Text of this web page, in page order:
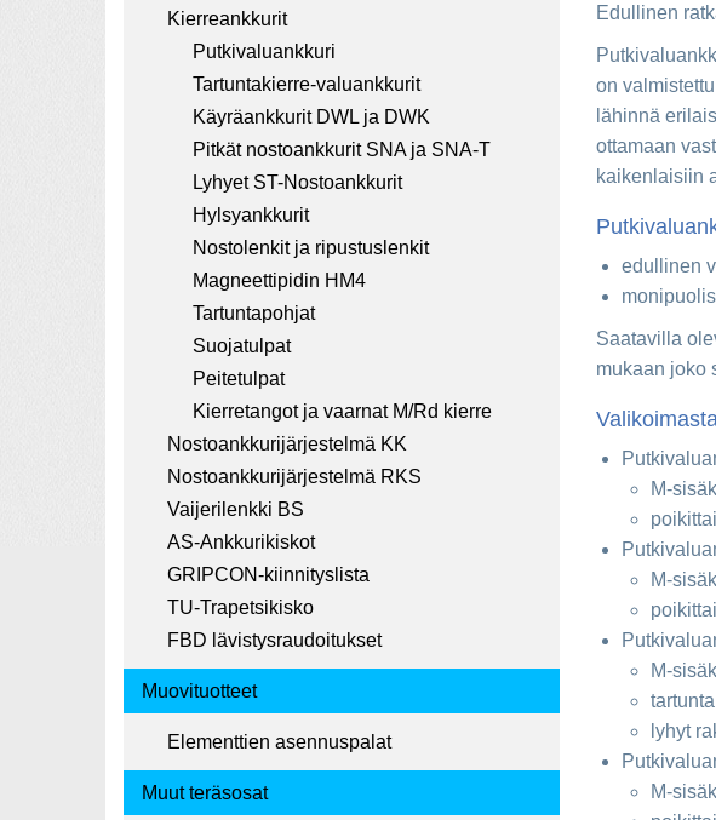
a
Kierreankkurit
Putkivaluankkuri
Tartuntakierre-valuankkurit
Käyräankkurit DWL ja DWK
Pitkät nostoankkurit SNA ja SNA-T
Lyhyet ST-Nostoankkurit
Hylsyankkurit
Nostolenkit ja ripustuslenkit
Magneettipidin HM4
Tartuntapohjat
Suojatulpat
Peitetulpat
Kierretangot ja vaarnat M/Rd kierre
Nostoankkurijärjestelmä KK
Nostoankkurijärjestelmä RKS
Vaijerilenkki BS
AS-Ankkurikiskot
GRIPCON-kiinnityslista
TU-Trapetsikisko
FBD lävistysraudoitukset
Muovituotteet
Elementtien asennuspalat
Muut teräsosat
Edullinen
on
lähinnä
ottamaan
kaikenlaisiin
edullinen
Saatavilla
mukaan joko
M-
M-
M-
lyhyt
M-